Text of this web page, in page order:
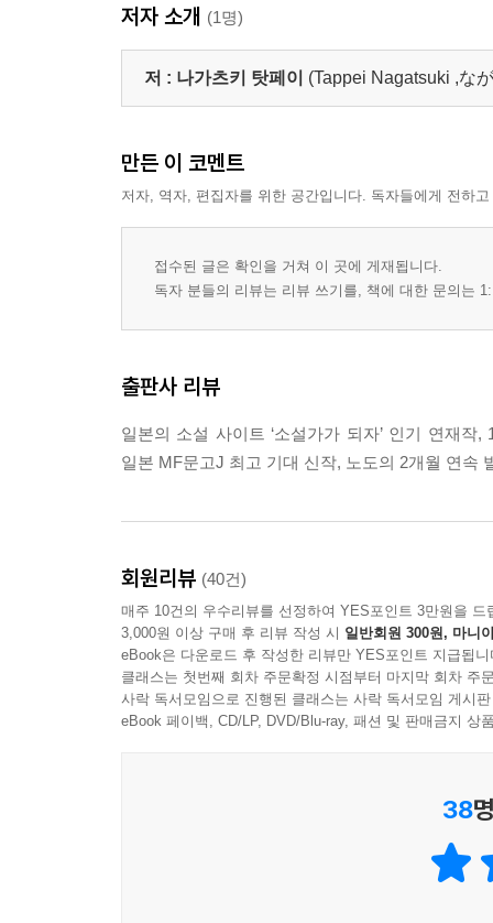
저자 소개 (1명)
저 : 나가츠키 탓페이 (Tappei Nagatsuki ,な
만든 이 코멘트
저자, 역자, 편집자를 위한 공간입니다. 독자들에게 전하
접수된 글은 확인을 거쳐 이 곳에 게재됩니다.
독자 분들의 리뷰는 리뷰 쓰기를, 책에 대한 문의는
출판사 리뷰
일본의 소설 사이트 ‘소설가가 되자’ 인기 연재
일본 MF문고J 최고 기대 신작, 노도의 2개월 연속
회원리뷰 (40건)
매주 10건의 우수리뷰를 선정하여 YES포인트 3만원을 드
3,000원 이상 구매 후 리뷰 작성 시 일반회원 300원, 마니
eBook은 다운로드 후 작성한 리뷰만 YES포인트 지급됩니
클래스는 첫번째 회차 주문확정 시점부터 마지막 회차 주
사락 독서모임으로 진행된 클래스는 사락 독서모임 게시
eBook 페이백, CD/LP, DVD/Blu-ray, 패션 및 판매금지 상
38